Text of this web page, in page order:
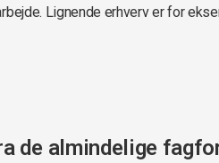
Lignende erhverv er for
de almindelige